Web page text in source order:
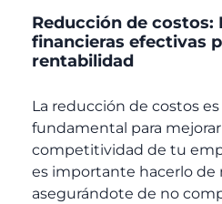
Reducción de costos:
financieras efectivas
rentabilidad
La reducción de costos
fundamental para
competitividad de tu
es importante hacerlo de
asegurándote de no